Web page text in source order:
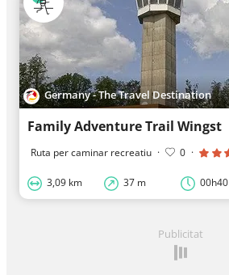
Germany - The Travel Destination
Family Adventure Trail Wingst
Ruta per caminar recreatiu · 0 ·
3,09 km 37 m 00h40
Publicitat